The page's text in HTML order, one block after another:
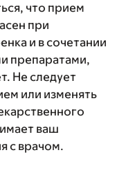
что прием
при
и в сочетании
препаратами,
Не следует
или изменять
ваш
с врачом.